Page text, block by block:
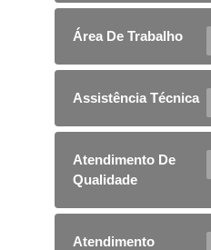
Área De Trabalho
Assistência Técnica
Atendimento De
Qualidade
Atendimento